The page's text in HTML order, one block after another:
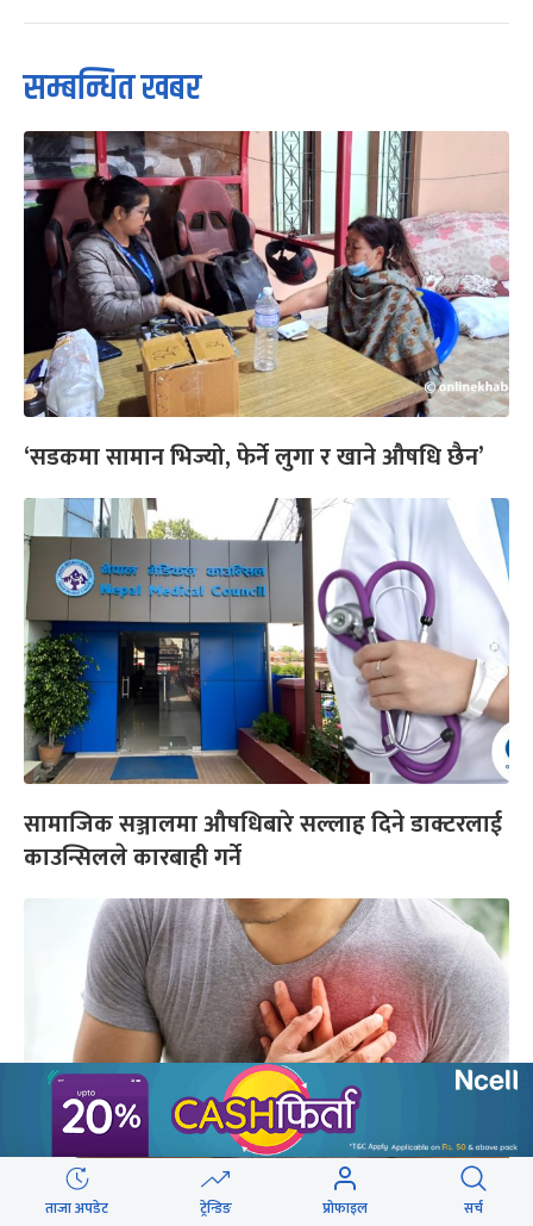
सम्बन्धित खबर
‘सडकमा सामान भिज्यो, फेर्ने लुगा र खाने औषधि छैन’
सामाजिक सञ्जालमा औषधिबारे सल्लाह दिने डाक्टरलाई
काउन्सिलले कारबाही गर्ने
ताजा अपडेट ट्रेन्डिङ प्रोफाइल सर्च